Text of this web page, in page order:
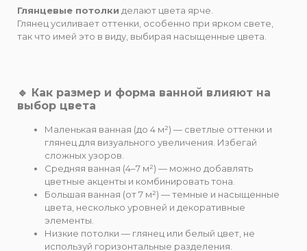
Глянцевые потолки делают цвета ярче.
Глянец усиливает оттенки, особенно при ярком свете,
так что имей это в виду, выбирая насыщенные цвета.
🔹 Как размер и форма ванной влияют на
выбор цвета
Маленькая ванная (до 4 м²) — светлые оттенки и
глянец для визуального увеличения. Избегай
сложных узоров.
Средняя ванная (4–7 м²) — можно добавлять
цветные акценты и комбинировать тона.
Большая ванная (от 7 м²) — темные и насыщенные
цвета, несколько уровней и декоративные
элементы.
Низкие потолки — глянец или белый цвет, не
используй горизонтальные разделения.